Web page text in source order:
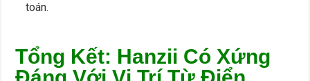
toán.
Tổng Kết: Hanzii Có Xứng